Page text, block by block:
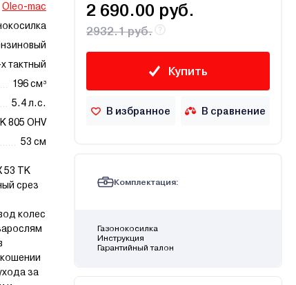
Oleo-mac
тактный
196 см³
5.4 л.с.
805 OHV
53 см
53 TK
срез
колес
за
2 690.00 руб.
2932.1 руб.
Купить
В избранное В сравнение
Комплектация:
Газонокосилка
Инструкция
Гарантийный талон